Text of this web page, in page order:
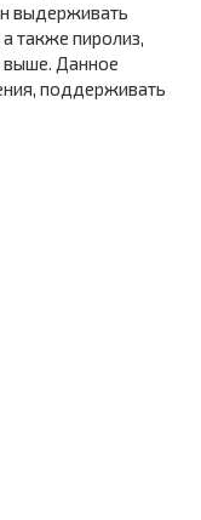
выдерживать
также пиролиз,
выше. Данное
поддерживать